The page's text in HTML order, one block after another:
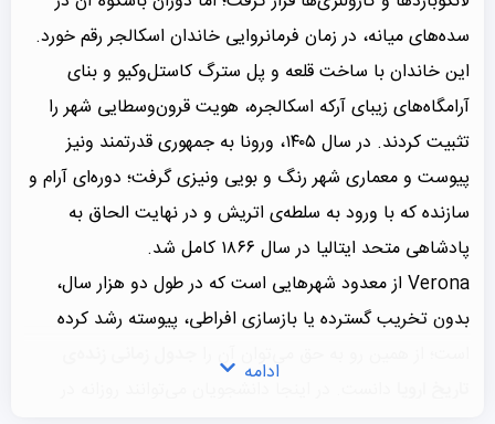
سده‌های میانه، در زمان فرمانروایی خاندان اسکالجر رقم خورد.
این خاندان با ساخت قلعه و پل سترگ کاستل‌وکیو و بنای
آرامگاه‌های زیبای آرکه اسکالجره، هویت قرون‌وسطایی شهر را
تثبیت کردند. در سال ۱۴۰۵، ورونا به جمهوری قدرتمند ونیز
پیوست و معماری شهر رنگ و بویی ونیزی گرفت؛ دوره‌ای آرام و
سازنده که با ورود به سلطه‌ی اتریش و در نهایت الحاق به
پادشاهی متحد ایتالیا در سال ۱۸۶۶ کامل شد.
Verona از معدود شهرهایی است که در طول دو هزار سال،
بدون تخریب گسترده یا بازسازی افراطی، پیوسته رشد کرده
ادامه